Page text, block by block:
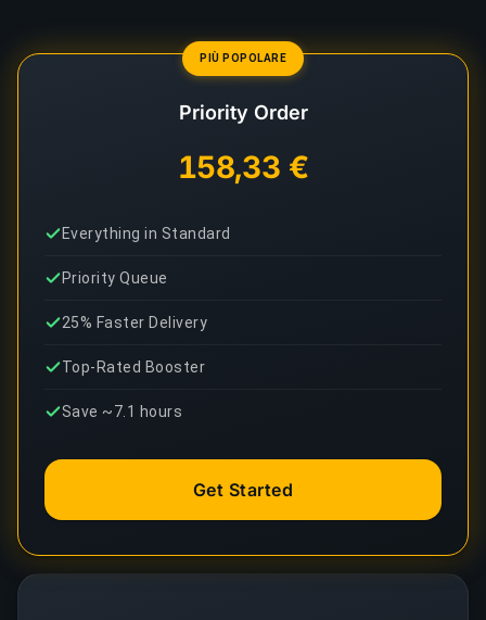
PIÙ POPOLARE
Priority Order
158,33 €
Everything in Standard
Priority Queue
25% Faster Delivery
Top-Rated Booster
Save ~7.1 hours
Get Started